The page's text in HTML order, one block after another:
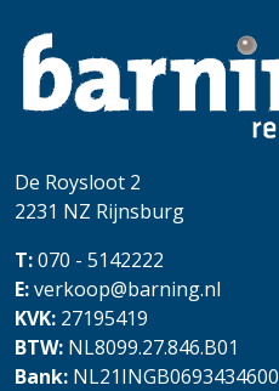
De Roysloot 2
2231 NZ Rijnsburg
T:070 - 5142222
E:verkoop@barning.nl
KVK: 27195419
BTW: NL8099.27.846.B01
Bank: NL21INGB0693434600